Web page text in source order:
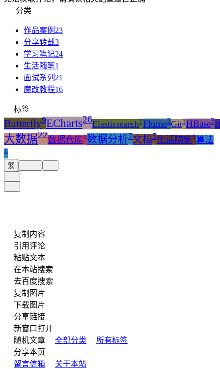
分类
作品案例 23
分享转载3
学习笔记24
生活随笔1
面试系列 21
魔改教程16
标签
Butterfly9ECharts26Elasticsearch1Flume2Git1HBase2
大数据22数据仓库1数据分析7文档5生活随笔1算法
1
繁
复制内容
引用评论
粘贴文本
在本站搜索
去百度搜索
复制图片
下载图片
分享链接
新窗口打开
随机文章
全部分类
所有标签
分享本页
留言信箱
关于本站